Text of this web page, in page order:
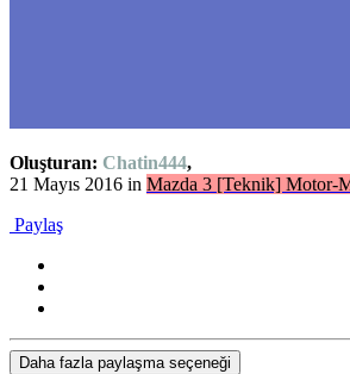
Oluşturan: Chatin444,
21 Mayıs 2016 in Mazda 3 [Teknik] Motor-
Paylaş
Daha fazla paylaşma seçeneği